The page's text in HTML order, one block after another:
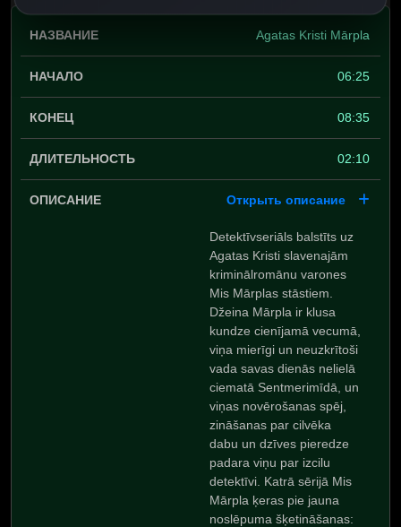
Agatas Kristi Mārpla
06:25
08:35
02:10
Открыть описание
Detektīvseriāls balstīts uz
Agatas Kristi slavenajām
kriminālromānu varones
Mis Mārplas stāstiem.
Džeina Mārpla ir klusa
kundze cienījamā vecumā,
viņa mierīgi un neuzkrītoši
vada savas dienās nelielā
ciematā Sentmerimīdā, un
viņas novērošanas spēj,
zināšanas par cilvēka
dabu un dzīves pieredze
padara viņu par izcilu
detektīvi. Katrā sērijā Mis
Mārpla ķeras pie jauna
noslēpuma šķetināšanas: